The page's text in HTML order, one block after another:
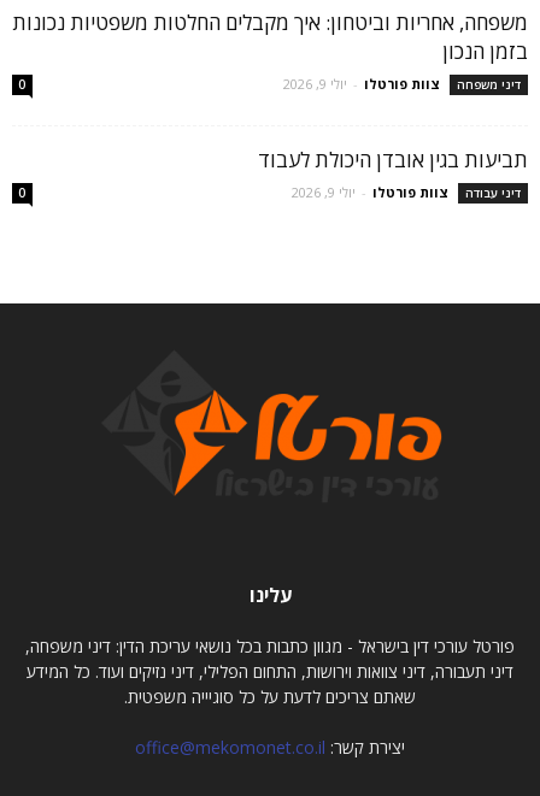
משפחה, אחריות וביטחון: איך מקבלים החלטות משפטיות נכונות
בזמן הנכון
דיני משפחה צוות פורטלו - יולי 9, 2026 0
תביעות בגין אובדן היכולת לעבוד
דיני עבודה צוות פורטלו - יולי 9, 2026 0
עלינו
פורטל עורכי דין בישראל - מגוון כתבות בכל נושאי עריכת הדין: דיני משפחה,
דיני תעבורה, דיני צוואות וירושות, התחום הפלילי, דיני נזיקים ועוד. כל המידע
שאתם צריכים לדעת על כל סוגיייה משפטית.
יצירת קשר: office@mekomonet.co.il